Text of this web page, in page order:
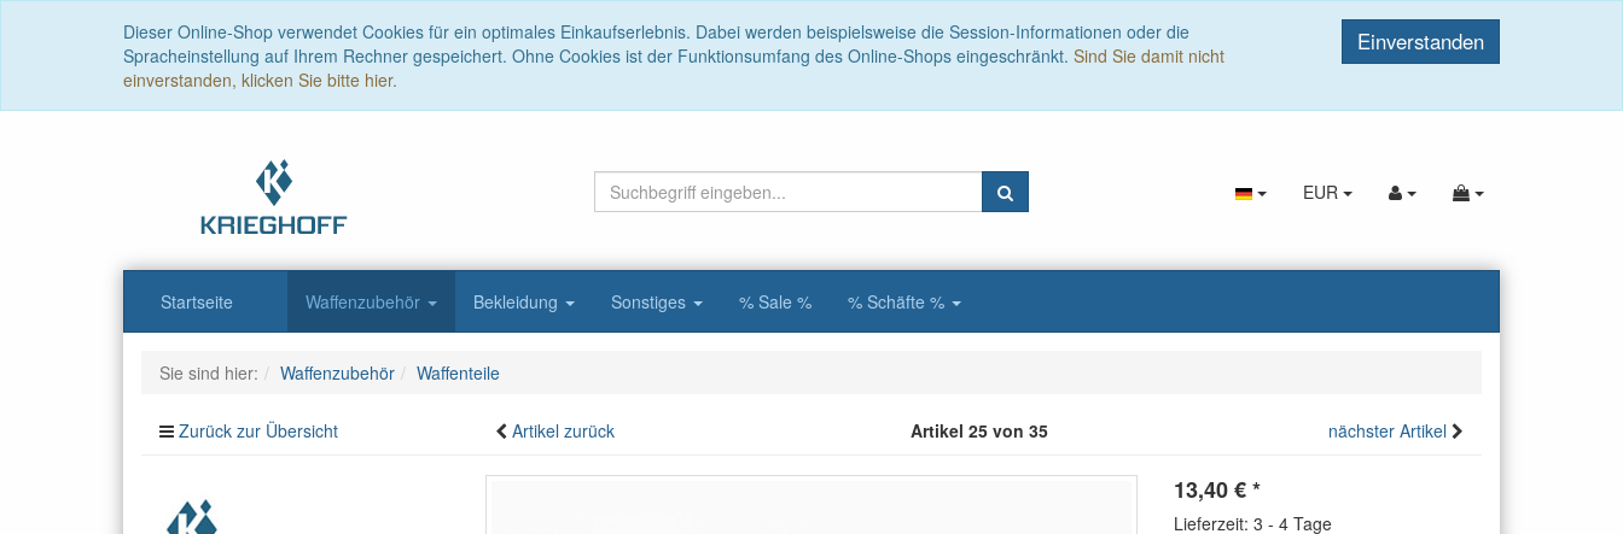
Einverstanden
Dieser Online-Shop verwendet Cookies für ein optimales Einkaufserlebnis. Dabei werden beispielsweise die Session-Informationen oder die
Spracheinstellung auf Ihrem Rechner gespeichert. Ohne Cookies ist der Funktionsumfang des Online-Shops eingeschränkt. Sind Sie damit nicht
einverstanden, klicken Sie bitte hier.
EUR
Startseite Waffenzubehör Bekleidung Sonstiges % Sale % % Schäfte %
Sie sind hier: Waffenzubehör Waffenteile
Zurück zur Übersicht Artikel zurück Artikel 25 von 35 nächster Artikel
13,40€*
Lieferzeit: 3 - 4 Tage